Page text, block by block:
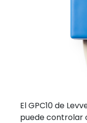
El GPC10 de
puede controlar